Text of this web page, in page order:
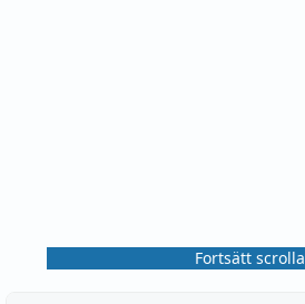
Fortsätt scrolla